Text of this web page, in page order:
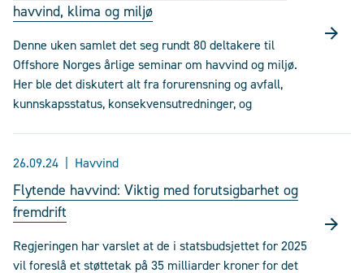
havvind, klima og miljø
Denne uken samlet det seg rundt 80 deltakere til
Offshore Norges årlige seminar om havvind og miljø.
Her ble det diskutert alt fra forurensning og avfall,
kunnskapsstatus, konsekvensutredninger, og
26.09.24 Havvind
Flytende havvind: Viktig med forutsigbarhet og
fremdrift
Regjeringen har varslet at de i statsbudsjettet for 2025
vil foreslå et støttetak på 35 milliarder kroner for det